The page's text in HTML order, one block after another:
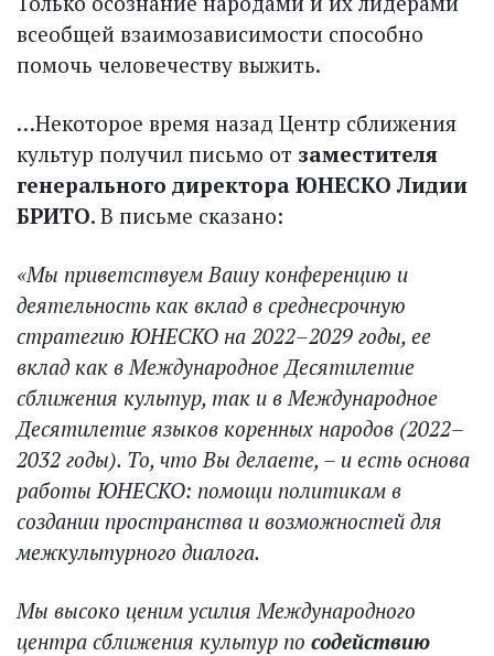
всеобщей взаимозависимости способно
помочь человечеству выжить.
…Некоторое время назад Центр сближения
культур получил письмо от заместителя
генерального директора ЮНЕСКО Лидии
БРИТО. В письме сказано:
«Мы приветствуем Вашу конференцию и
деятельность как вклад в среднесрочную
стратегию ЮНЕСКО на 2022–2029 годы, ее
вклад как в Международное Десятилетие
сближения культур, так и в Международное
Десятилетие языков коренных народов (2022–
2032 годы). То, что Вы делаете, – и есть основа
работы ЮНЕСКО: помощи политикам в
создании пространства и возможностей для
межкультурного диалога.
Мы высоко ценим усилия Международного
центра сближения культур по содействию